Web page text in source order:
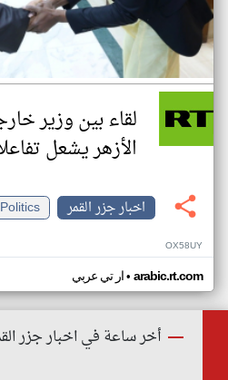
لقاء بين وزير
الأزهر يشعل
اخبار جزر القمر
Politics
OX58UY
ار تي عربي• arabic.rt.com
أخر ساعة في اخبار جزر